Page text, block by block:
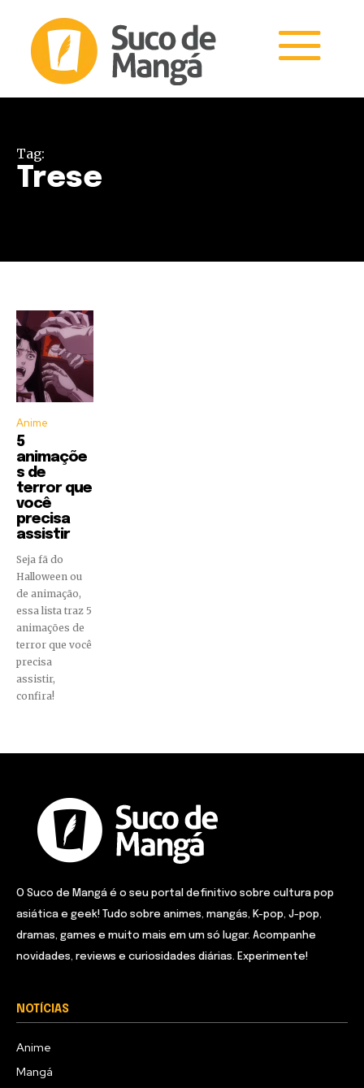
Tag:
Trese
Anime
5
animaçõe
s de
terror que
você
precisa
assistir
Seja fã do
Halloween ou
de animação,
essa lista traz 5
animações de
terror que você
precisa
assistir,
confira!
O Suco de Mangá é o seu portal definitivo sobre cultura pop
asiática e geek! Tudo sobre animes, mangás, K-pop, J-pop,
dramas, games e muito mais em um só lugar. Acompanhe
novidades, reviews e curiosidades diárias. Experimente!
NOTÍCIAS
Anime
Mangá